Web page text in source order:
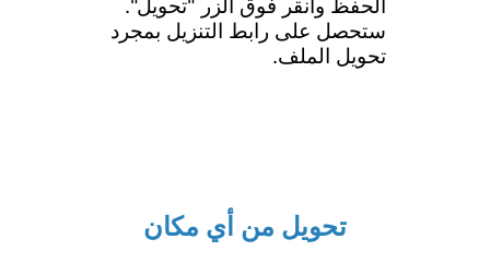
الحفظ وانقر فوق الزر "تحويل".
ستحصل على رابط التنزيل بمجرد
تحويل الملف.
تحويل من أي مكان